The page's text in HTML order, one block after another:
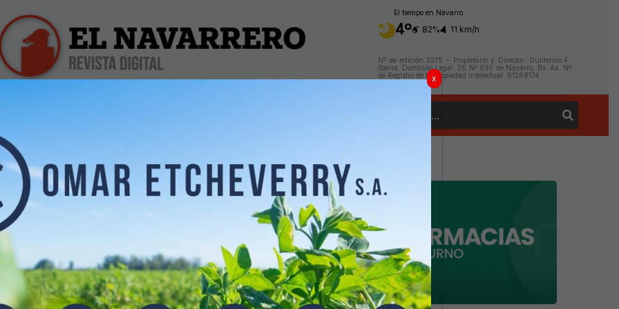
El tiempo en Navarro
4º 82% 11 km/h
Nº de edición 3375 - Propietario y Director: Guillermo F.
Ibarra. Domicilio Legal: 26 Nº 630 de Navarro, Bs. As. Nº
de Registro de la Propiedad Intelectual: 61268174
x